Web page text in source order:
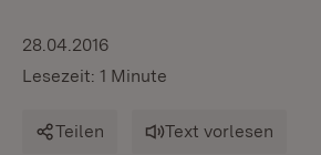
28.04.2016
Lesezeit: 1 Minute
Teilen Text vorlesen